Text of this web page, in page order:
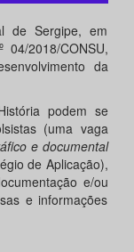
de Sergipe, em
2018/CONSU,
da
podem se
(uma vaga
e documental
de Aplicação),
e/ou
e informações